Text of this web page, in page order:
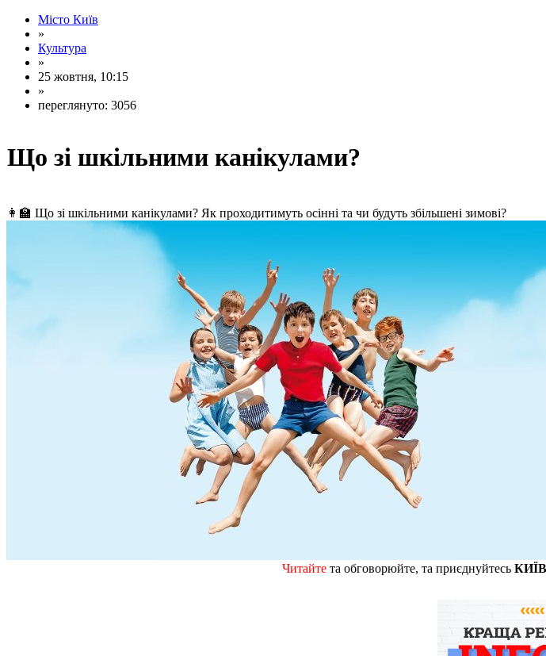
Місто Київ
»
Культура
»
25 жовтня, 10:15
»
переглянуто: 3056
Що зі шкільними канікулами?
👩‍🏫 Що зі шкільними канікулами? Як проходитимуть осінні та чи будуть збільшені зимові?
Читайте та обговорюйте, та приєднуйтесь КИЇВ